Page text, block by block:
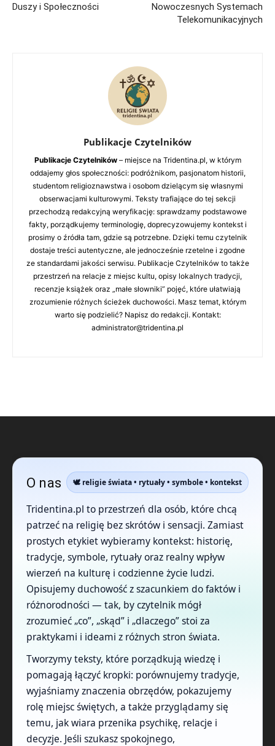
Duszy i Społeczności
Nowoczesnych Systemach
Telekomunikacyjnych
Publikacje Czytelników
Publikacje Czytelników– miejsce na Tridentina.pl, w którym
oddajemy głos społeczności: podróżnikom, pasjonatom historii,
studentom religioznawstwa i osobom dzielącym się własnymi
obserwacjami kulturowymi. Teksty trafiające do tej sekcji
przechodzą redakcyjną weryfikację: sprawdzamy podstawowe
fakty, porządkujemy terminologię, doprecyzowujemy kontekst i
prosimy o źródła tam, gdzie są potrzebne. Dzięki temu czytelnik
dostaje treści autentyczne, ale jednocześnie rzetelne i zgodne
ze standardami jakości serwisu. Publikacje Czytelników to także
przestrzeń na relacje z miejsc kultu, opisy lokalnych tradycji,
recenzje książek oraz „małe słowniki” pojęć, które ułatwiają
zrozumienie różnych ścieżek duchowości. Masz temat, którym
warto się podzielić? Napisz do redakcji. Kontakt:
administrator@tridentina.pl
O nas 🕊️ religie świata • rytuały • symbole • kontekst
Tridentina.pl to przestrzeń dla osób, które chcą
patrzeć na religię bez skrótów i sensacji. Zamiast
prostych etykiet wybieramy kontekst: historię,
tradycje, symbole, rytuały oraz realny wpływ
wierzeń na kulturę i codzienne życie ludzi.
Opisujemy duchowość z szacunkiem do faktów i
różnorodności — tak, by czytelnik mógł
zrozumieć „co”, „skąd” i „dlaczego” stoi za
praktykami i ideami z różnych stron świata.
Tworzymy teksty, które porządkują wiedzę i
pomagają łączyć kropki: porównujemy tradycje,
wyjaśniamy znaczenia obrzędów, pokazujemy
rolę miejsc świętych, a także przyglądamy się
temu, jak wiara przenika psychikę, relacje i
decyzje. Jeśli szukasz spokojnego,